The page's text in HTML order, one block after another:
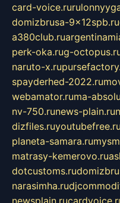
card-voice.ru
domizbrusa-9x12spb.ru
a380club.ru
perk-oka.rug-
naruto-x.ru
spayderhed-2022.ru
webamator.ruma-
nv-750.runews-plain.ru
dizfiles.ruyoutubefree.ru
planeta-samara.ru
matrasy-kemerovo.ru
dotcustoms.ru
narasimha.ru
newsplain.ru